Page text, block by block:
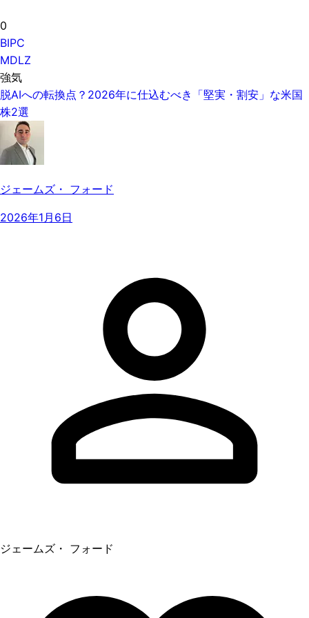
0
BIPC
MDLZ
強気
脱AIへの転換点？2026年に仕込むべき「堅実・割安」な米国
株2選
ジェームズ・ フォード
2026年1月6日
ジェームズ・ フォード